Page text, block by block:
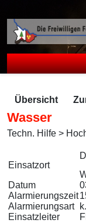
Übersicht
Wasser
Techn. Hilfe >
Einsatzort
Datum
Alarmierungszeit
Alarmierungsart
Einsatzleiter